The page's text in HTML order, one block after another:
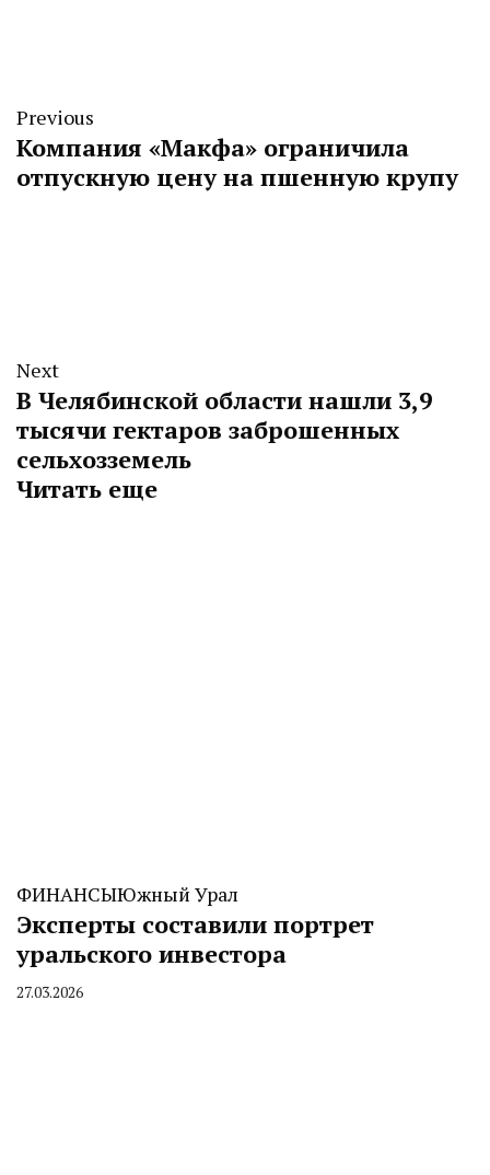
Previous
Компания «Макфа» ограничила
отпускную цену на пшенную крупу
Next
В Челябинской области нашли 3,9
тысячи гектаров заброшенных
сельхозземель
Читать еще
ФИНАНСЫЮжный Урал
Эксперты составили портрет
уральского инвестора
By
27.03.2026